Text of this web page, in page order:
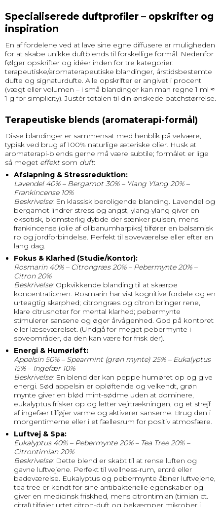
Specialiserede duftprofiler – opskrifter og
inspiration
En af fordelene ved at lave sine egne diffusere er muligheden
for at skabe unikke duftblends til forskellige formål. Nedenfor
følger opskrifter og idéer inden for tre kategorier:
terapeutiske/aromaterapeutiske blandinger, årstidsbestemte
dufte og signaturdufte. Alle opskrifter er angivet i procent
(vægt eller volumen – i små blandinger kan man regne 1 ml ≈
1 g for simplicity). Justér totalen til din ønskede batchstørrelse.
Terapeutiske blends (aromaterapi-formål)
Disse blandinger er sammensat med henblik på velvære,
typisk ved brug af 100% naturlige æteriske olier. Husk at
aromaterapi-blends gerne må være subtile; formålet er lige
så meget effektsom duft:
Afslapning & Stressreduktion:
Lavendel 40% – Bergamot 30% – Ylang Ylang 20% –
Frankincense 10%
Beskrivelse:En klassisk beroligende blanding. Lavendel og
bergamot lindrer stress og angst, ylang-ylang giver en
eksotisk, blomsterlig dybde der sænker pulsen, mens
frankincense (olie af olibanumharpiks) tilfører en balsamisk
ro og jordforbindelse. Perfekt til soveværelse eller efter en
lang dag.
Fokus & Klarhed (Studie/Kontor):
Rosmarin 40% – Citrongræs 20% – Pebermynte 20% –
Citron 20%
Beskrivelse:Opkvikkende blanding til at skærpe
koncentrationen. Rosmarin har vist kognitive fordele og en
urteagtig skarphed; citrongræs og citron bringer rene,
klare citrusnoter for mental klarhed; pebermynte
stimulerer sansene og øger årvågenhed. God på kontoret
eller læseværelset. (Undgå for meget pebermynte i
soveområder, da den kan være for frisk der).
Energi & Humørløft:
Appelsin 50% – Spearmint (grøn mynte) 25% – Eukalyptus
15% – Ingefær 10%
Beskrivelse:En blend der kan peppe humøret op og give
energi. Sød appelsin er opløftende og velkendt, grøn
mynte giver en blød mint-sødme uden at dominere,
eukalyptus frisker op og letter vejrtrækningen, og et strejf
af ingefær tilføjer varme og aktiverer sanserne. Brug den i
morgentimerne eller i et fællesrum for positiv atmosfære.
Luftvej & Spa:
Eukalyptus 40% – Pebermynte 20% – Tea Tree 20% –
Citrontimian 20%
Beskrivelse:Dette blend er skabt til at rense luften og
gavne luftvejene. Perfekt til wellness-rum, entré eller
badeværelse. Eukalyptus og pebermynte åbner luftvejene,
tea tree er kendt for sine antibakterielle egenskaber og
giver en medicinsk friskhed, mens citrontimian (timian ct.
citral) tilføjer urtet citron-duft og bekæmper mikrober i